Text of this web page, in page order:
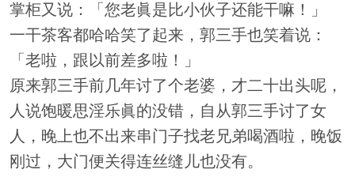
掌柜又说：「您老眞是比小伙子还能干嘛！」
一干茶客都哈哈笑了起来，郭三手也笑着说：
「老啦，跟以前差多啦！」
原来郭三手前几年讨了个老婆，才二十出头呢，
人说饱暖思淫乐眞的没错，自从郭三手讨了女
人，晚上也不出来串门子找老兄弟喝酒啦，晚饭
刚过，大门便关得连丝缝儿也没有。